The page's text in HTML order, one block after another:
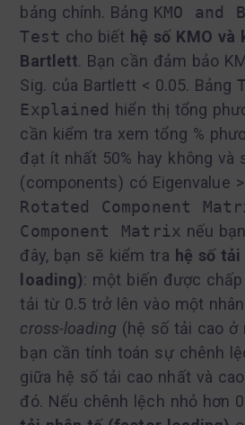
bảng chính. Bảng KMO
Test cho biết hệ số KMO và
Bartlett. Bạn cần đảm bảo
Sig. của Bartlett < 0.05. Bảng
Explained hiển thị tổng
cần kiểm tra xem tổng %
đạt ít nhất 50% hay không và
(components) có Eigenvalue
Rotated Component
Component Matrix nếu
đây, bạn sẽ kiểm tra hệ số
loading): một biến được
tải từ 0.5 trở lên vào một
cross-loading (hệ số tải cao ở
bạn cần tính toán sự chênh
giữa hệ số tải cao nhất và
đó. Nếu chênh lệch nhỏ hơn